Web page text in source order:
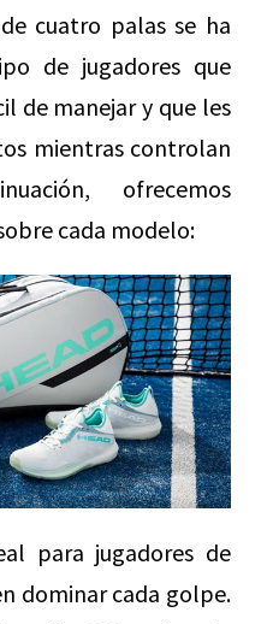
cuatro palas se ha
de jugadores que
de manejar y que les
mientras controlan
ofrecemos
cada modelo:
para jugadores de
dominar cada golpe.